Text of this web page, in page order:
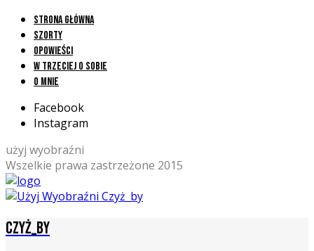
Strona główna
Szorty
Opowieści
W trzeciej o sobie
O mnie
Facebook
Instagram
użyj wyobraźni
Wszelkie prawa zastrzeżone 2015
Czyż_by